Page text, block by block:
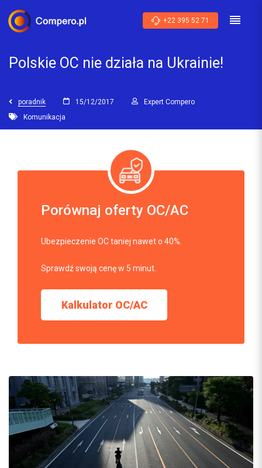
+22 395 52 71
Polskie OC nie działa na Ukrainie!
poradnik 15/12/2017
Expert Compero
Komunikacja
Porównaj oferty OC/AC
Ubezpieczenie OC taniej nawet o 40%.
Sprawdź swoją cenę w 5 minut.
Kalkulator OC/AC